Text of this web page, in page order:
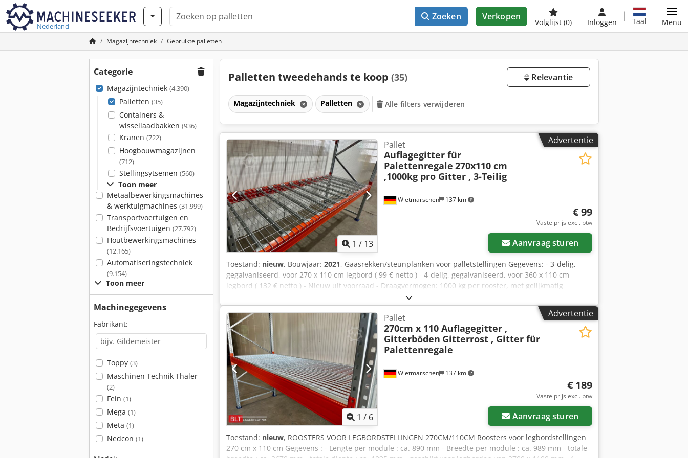
Nederland
Zoeken Verkopen
Volglijst (0) Inloggen Taal Menu
Magazijntechniek Gebruikte palletten
Categorie
Magazijntechniek (4.390)
Palletten (35)
Containers &
wissellaadbakken (936)
Kranen (722)
Hoogbouwmagazijnen
(712)
Stellingsytsemen (560)
Toon meer
Metaalbewerkingsmachines
& werktuigmachines (31.999)
Transportvoertuigen en
Bedrijfsvoertuigen (27.792)
Houtbewerkingsmachines
(12.165)
Automatiseringstechniek
(9.154)
Toon meer
Machinegegevens
Fabrikant:
Toppy (3)
Maschinen Technik Thaler
(2)
Fein (1)
Mega (1)
Meta (1)
Nedcon (1)
Palletten tweedehands te koop (35) Relevantie
Magazijntechniek Palletten Alle filters verwijderen
Advertentie
1 / 13
Wietmarschen 137 km
Pallet
Auflagegitter für
Palettenregale 270x110 cm
,1000kg pro Gitter , 3-Teilig
€ 99
Vaste prijs excl. btw
Aanvraag sturen
Toestand: nieuw, Bouwjaar: 2021, Gaasrekken/steunplanken voor palletstellingen Gegevens: - 3-delig,
gegalvaniseerd, voor 270 x 110 cm legbord ( 99 € netto ) - 4-delig, gegalvaniseerd, voor 360 x 110 cm
legbord ( 132 € netto ) - Nieuw uit voorraad - Draagvermogen: 1000 kg per rooster, met gelijkmatig
verdeelde belasting -MEERDERE BESCHIKBAAR! Codjzrvt Uspfx Ag Horf Prijs: 99,00 € netto + wettelijk
geldende btw. Je ontvangt een factuur met btw-vermelding. Onze aanbeveling: Laat ons weten wat je
nodig hebt... We helpen je graag bij het realiseren van je projecten, van planning en bestelling tot
installatie. Op verzoek leveren we tegen een gunstige prijs.
Advertentie
1 / 6
Wietmarschen 137 km
Pallet
270cm x 110 Auflagegitter ,
Gitterböden Gitterrost , Gitter für
Palettenregale
€ 189
Vaste prijs excl. btw
Aanvraag sturen
Toestand: nieuw, ROOSTERS VOOR LEGBORDSTELLINGEN 270CM/110CM Roosters voor legbordstellingen
270 cm x 110 cm Gegevens : - Lengte per module : ca. 890 mm - Breedte per module : ca. 989 mm - totale